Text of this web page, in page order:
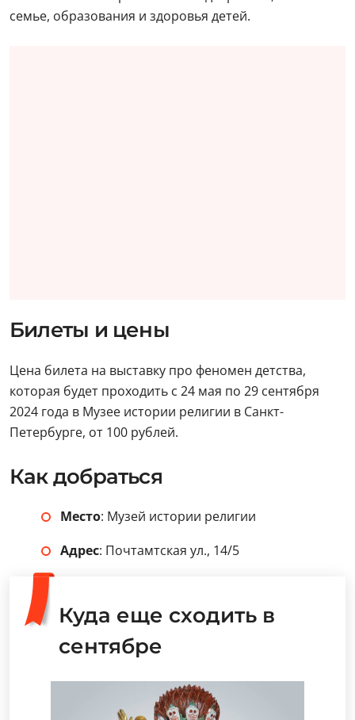
семье, образования и здоровья детей.
Билеты и цены
Цена билета на выставку про феномен детства,
которая будет проходить с 24 мая по 29 сентября
2024 года в Музее истории религии в Санкт-
Петербурге, от 100 рублей.
Как добраться
Место: Музей истории религии
Адрес: Почтамтская ул., 14/5
Куда еще сходить в
сентябре